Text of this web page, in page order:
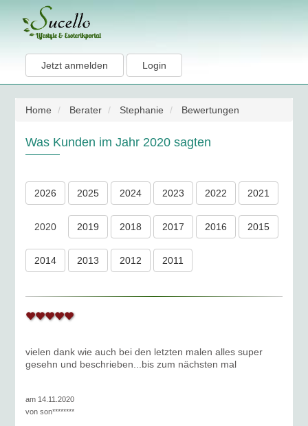
Jetzt anmelden Login
Home Berater Stephanie Bewertungen
Was Kunden im Jahr 2020 sagten
2026 2025 2024 2023 2022 2021
2020 2019 2018 2017 2016 2015
2014 2013 2012 2011
vielen dank wie auch bei den letzten malen alles super
gesehn und beschrieben...bis zum nächsten mal
am 14.11.2020
vonson********